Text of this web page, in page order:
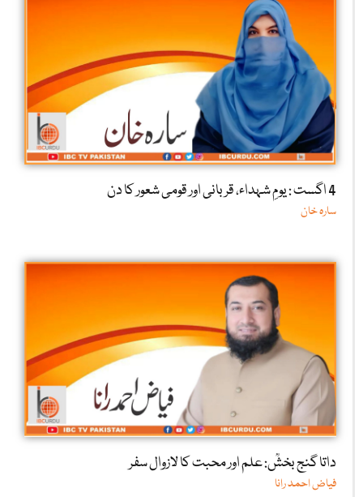
4 اگست : یومِ شہداء، قربانی اور قومی شعور کا دن
سارہ خان
داتا گنج بخشؒ: علم اور محبت کا لازوال سفر
فیاض احمد رانا